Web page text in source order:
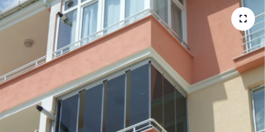
MAGAZİN
ESKİŞEHİRSPOR